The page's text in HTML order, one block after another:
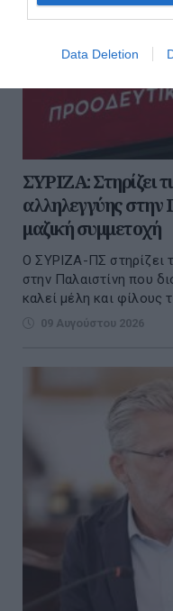
Data Deletion
ΣΥΡΙΖΑ: Στηρίζει
αλληλεγγύης στην
μαζική συμμετοχή
Ο ΣΥΡΙΖΑ-ΠΣ στηρίζει
στην Παλαιστίνη που
καλεί μέλη και φίλους
09 Αυγούστου 2026